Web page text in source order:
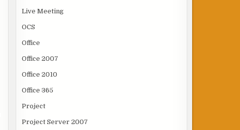
Live Meeting
OCS
Office
Office 2007
Office 2010
Office 365
Project
Project Server 2007